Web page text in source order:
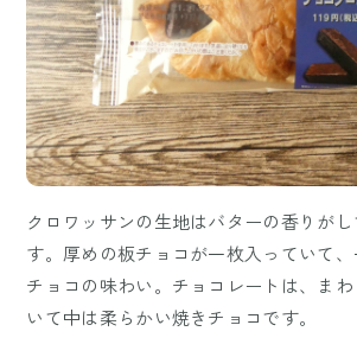
クロワッサンの生地はバターの香りが
す。厚めの板チョコが一枚入っていて
チョコの味わい。チョコレートは、ま
いて中は柔らかい焼きチョコです。